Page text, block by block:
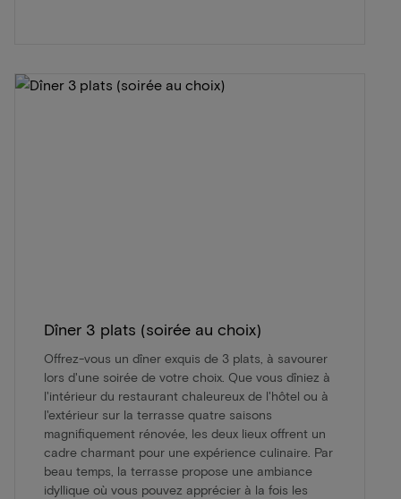
Dîner 3 plats (soirée au choix)
Offrez-vous un dîner exquis de 3 plats, à savourer
lors d'une soirée de votre choix. Que vous dîniez à
l'intérieur du restaurant chaleureux de l'hôtel ou à
l'extérieur sur la terrasse quatre saisons
magnifiquement rénovée, les deux lieux offrent un
cadre charmant pour une expérience culinaire. Par
beau temps, la terrasse propose une ambiance
idyllique où vous pouvez apprécier à la fois les